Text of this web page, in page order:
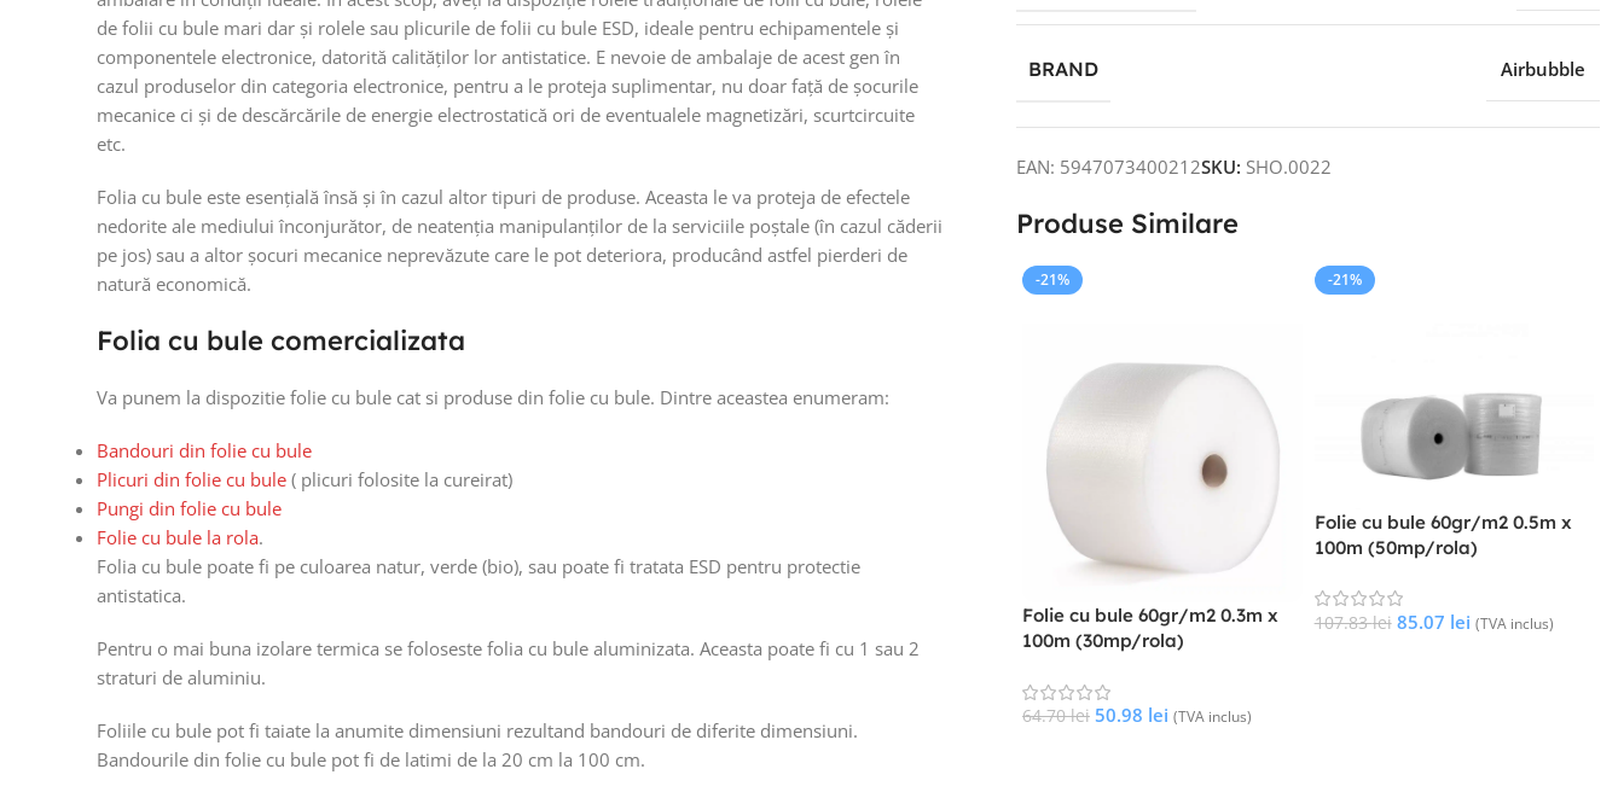
de folii cu bule mari dar și rolele sau plicurile de folii cu bule ESD, ideale pentru echipamentele și
componentele electronice, datorită calităților lor antistatice. E nevoie de ambalaje de acest gen în
cazul produselor din categoria electronice, pentru a le proteja suplimentar, nu doar față de șocurile
mecanice ci și de descărcările de energie electrostatică ori de eventualele magnetizări, scurtcircuite
etc.
Folia cu bule este esențială însă și în cazul altor tipuri de produse. Aceasta le va proteja de efectele
nedorite ale mediului înconjurător, de neatenția manipulanților de la serviciile poștale (în cazul căderii
pe jos) sau a altor șocuri mecanice neprevăzute care le pot deteriora, producând astfel pierderi de
natură economică.
Folia cu bule comercializata
Va punem la dispozitie folie cu bule cat si produse din folie cu bule. Dintre aceastea enumeram:
Bandouri din folie cu bule
Plicuri din folie cu bule ( plicuri folosite la cureirat)
Pungi din folie cu bule
Folie cu bule la rola.
Folia cu bule poate fi pe culoarea natur, verde (bio), sau poate fi tratata ESD pentru protectie
antistatica.
Pentru o mai buna izolare termica se foloseste folia cu bule aluminizata. Aceasta poate fi cu 1 sau 2
straturi de aluminiu.
Foliile cu bule pot fi taiate la anumite dimensiuni rezultand bandouri de diferite dimensiuni.
Bandourile din folie cu bule pot fi de latimi de la 20 cm la 100 cm.
BRAND Airbubble
EAN: 5947073400212SKU: SHO.0022
Produse Similare
Citește Mai Mult
200ml (220 m2/rola)
-21%
Folie cu bule 60gr/m2 0.3m x
100m (30mp/rola)
64.70lei 50.98 lei (TVA inclus)
-21%
Folie cu bule 60gr/m2 0.5m x
100m (50mp/rola)
107.83lei 85.07 lei (TVA inclus)